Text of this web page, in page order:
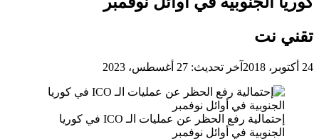
تقني نت
24 أكتوبر، 2018 آخر تحديث: 27 أغسطس، 2023
إحتمالية رفع الحظر عن عمليات الـ ICO في كوريا
الجنوبية في أوائل نوفمبر